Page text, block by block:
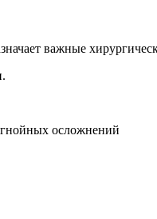
важные
гнойных осложнений